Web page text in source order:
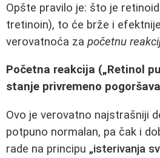
Opšte pravilo je: što je
tretinoin), to će brže i
verovatnoća za početnu
Početna reakcija („Retinol
stanje privremeno
Ovo je verovatno najstrašniji
potpuno normalan, pa čak i
rade na principu „isterivanja